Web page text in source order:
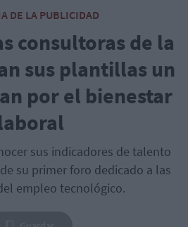
DE LA PUBLICIDAD
consultoras de la
sus plantillas un
por el bienestar
sus indicadores de talento
su primer foro dedicado a las
empleo tecnológico.